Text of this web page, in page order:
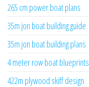
265 cm power boat plans
35m jon boat building guide
35m jon boat building plans
4 meter row boat blueprints
422m plywood skiff design